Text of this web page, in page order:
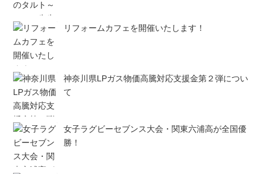
リフォームカフェを開催いたします！
神奈川県LPガス物価高騰対応支援金第２弾につい
て
女子ラグビーセブンス大会・関東六浦高が全国優
勝！